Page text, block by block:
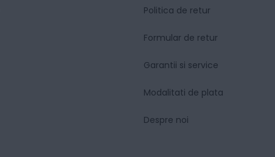
Politica de retur
Formular de retur
Garantii si service
Modalitati de plata
Despre noi